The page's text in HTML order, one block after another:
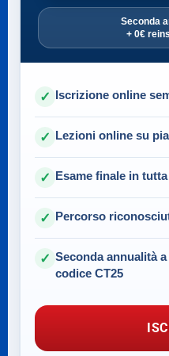
Seconda
+ 0€
✓ Iscrizione online
✓ Lezioni online su
✓ Esame finale in
✓ Percorso
✓ Seconda annualità
codice CT25